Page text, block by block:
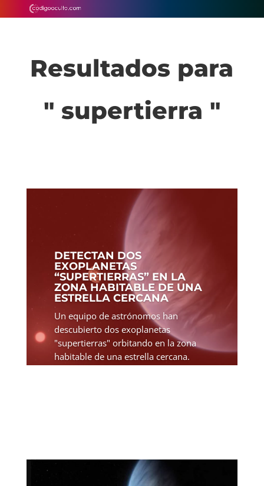
Resultados para
" supertierra "
DETECTAN DOS
EXOPLANETAS
“SUPERTIERRAS” EN LA
ZONA HABITABLE DE UNA
ESTRELLA CERCANA
Un equipo de astrónomos han
descubierto dos exoplanetas
"supertierras" orbitando en la zona
habitable de una estrella cercana.